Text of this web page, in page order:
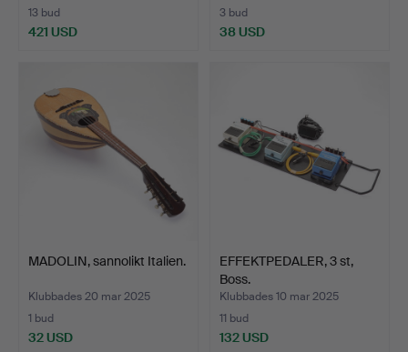
13 bud
421 USD
3 bud
38 USD
MADOLIN, sannolikt Italien.
Klubbades 20 mar 2025
1 bud
32 USD
EFFEKTPEDALER, 3 st,
Boss.
Klubbades 10 mar 2025
11 bud
132 USD